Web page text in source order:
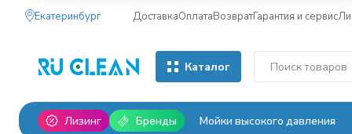
Екатеринбург ДоставкаОплатаВозвратГарантия и сервис
Каталог
Лизинг Бренды Мойки высокого давления